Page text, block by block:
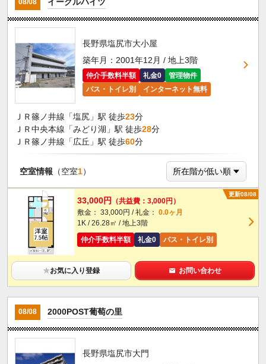
08/08
長野県塩尻市大小屋
築年月：2001年12月 / 地上3階
仲介手数料半額 礼金0
管理物件
バス・トイレ別
インターネット無料
ＪＲ篠ノ井線「塩尻」駅 徒歩23分
ＪＲ中央本線「みどり湖」駅 徒歩28分
ＪＲ篠ノ井線「広丘」駅 徒歩60分
空室情報 （空室1）
更新08/08
33,000円
（共益費：3,000円）
敷金： 33,000円 / 礼金： 0.0ヶ月
1K / 26.28㎡ / 地上3階
仲介手数料半額
礼金0 バス・トイレ別
★お気に入り登録 お問い合わせ
08/08 2000POST葡萄の里
長野県塩尻市大門